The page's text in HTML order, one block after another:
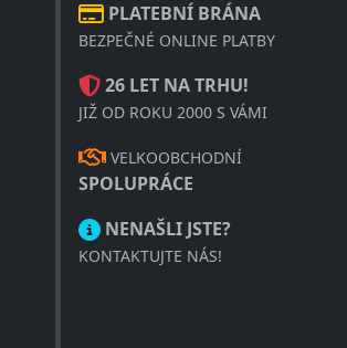
PLATEBNÍ BRÁNA
BEZPEČNÉ ONLINE PLATBY
26 LET NA TRHU!
JIŽ OD ROKU 2000 S VÁMI
VELKOOBCHODNÍ
SPOLUPRÁCE
NENAŠLI JSTE?
KONTAKTUJTE NÁS!